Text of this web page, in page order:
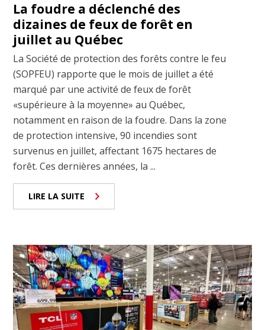
La foudre a déclenché des
dizaines de feux de forêt en
juillet au Québec
La Société de protection des forêts contre le feu
(SOPFEU) rapporte que le mois de juillet a été
marqué par une activité de feux de forêt
«supérieure à la moyenne» au Québec,
notamment en raison de la foudre. Dans la zone
de protection intensive, 90 incendies sont
survenus en juillet, affectant 1675 hectares de
forêt. Ces dernières années, la ...
LIRE LA SUITE